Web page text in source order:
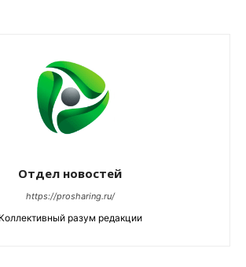
Отдел новостей
https://prosharing.ru/
Коллективный разум редакции